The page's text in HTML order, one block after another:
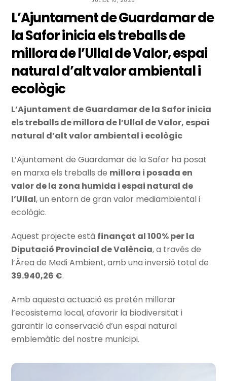
L’Ajuntament de Guardamar de
la Safor inicia els treballs de
millora de l’Ullal de Valor, espai
natural d’alt valor ambiental i
ecològic
L’Ajuntament de Guardamar de la Safor inicia
els treballs de millora de l’Ullal de Valor, espai
natural d’alt valor ambiental i ecològic
L’Ajuntament de Guardamar de la Safor ha posat
en marxa els treballs de millora i posada en
valor de la zona humida i espai natural de
l’Ullal, un entorn de gran valor mediambiental i
ecològic.
Aquest projecte està finançat al 100% per la
Diputació Provincial de València, a través de
l’Àrea de Medi Ambient, amb una inversió total de
39.940,26 €.
Amb aquesta actuació es pretén millorar
l’ecosistema local, afavorir la biodiversitat i
garantir la conservació d’un espai natural
emblemàtic del nostre municipi.